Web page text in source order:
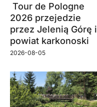
Tour de Pologne
2026 przejedzie
przez Jelenią Górę i
powiat karkonoski
2026-08-05